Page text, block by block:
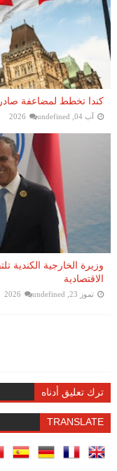
كندا تخطط لمضاعفة صادرات
آب 04, 2026 undefined
وزيرة الخارجية الكندية
الاقتصادية
تموز 23, 2026 undefined
ترك تعليق أدناه
TRANSLATE